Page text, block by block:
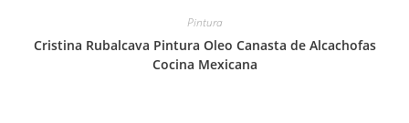
Pintura
Cristina Rubalcava Pintura Oleo Canasta de Alcachofas
Cocina Mexicana